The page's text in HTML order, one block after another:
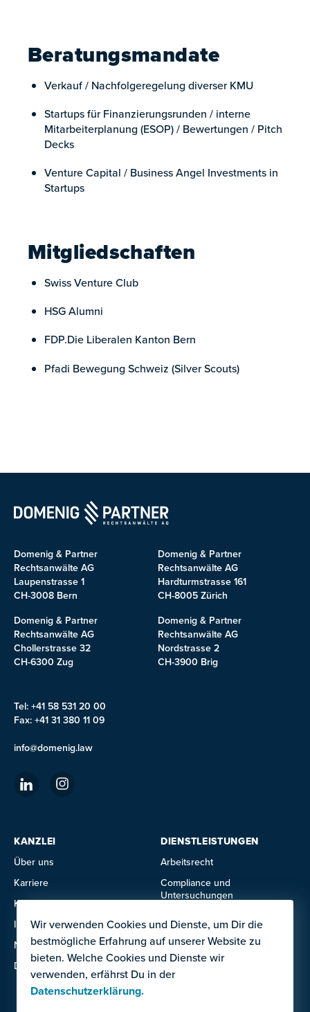
Beratungsmandate
Verkauf / Nachfolgeregelung diverser KMU
Startups für Finanzierungsrunden / interne
Mitarbeiterplanung (ESOP) / Bewertungen / Pitch
Decks
Venture Capital / Business Angel Investments in
Startups
Mitgliedschaften
Swiss Venture Club
HSG Alumni
FDP.Die Liberalen Kanton Bern
Pfadi Bewegung Schweiz (Silver Scouts)
Domenig & Partner
Rechtsanwälte AG
Laupenstrasse 1
CH-3008 Bern
Domenig & Partner
Rechtsanwälte AG
Hardturmstrasse 161
CH-8005 Zürich
Domenig & Partner
Rechtsanwälte AG
Chollerstrasse 32
CH-6300 Zug
Domenig & Partner
Rechtsanwälte AG
Nordstrasse 2
CH-3900 Brig
Tel: +41 58 531 20 00
Fax: +41 31 380 11 09
info@domenig.law
KANZLEI
Über uns
Karriere
Kontakte
Impressum
Nutzungsbedingungen
Datenschutzerklärung
DIENSTLEISTUNGEN
Arbeitsrecht
Compliance und
Untersuchungen
Gesellschafts- und
Handelsrecht
Immobilienrecht
Wir verwenden Cookies und Dienste, um Dir die
bestmögliche Erfahrung auf unserer Website zu
bieten. Welche Cookies und Dienste wir
verwenden, erfährst Du in der
Datenschutzerklärung.